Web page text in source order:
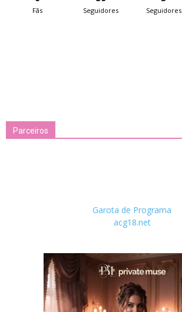
Fãs Seguidores Seguidores
Parceiros
Garota de Programa
acg18.net